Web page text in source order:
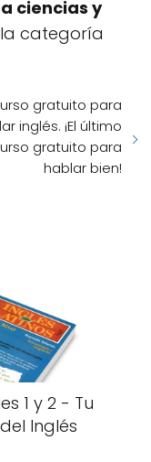
ciencias y
categoría
gratuito para
inglés. ¡El último
gratuito para
hablar bien!
1 y 2 - Tu
Inglés